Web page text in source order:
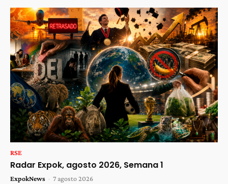
RSE
Radar Expok, agosto 2026, Semana 1
ExpokNews - 7 agosto 2026